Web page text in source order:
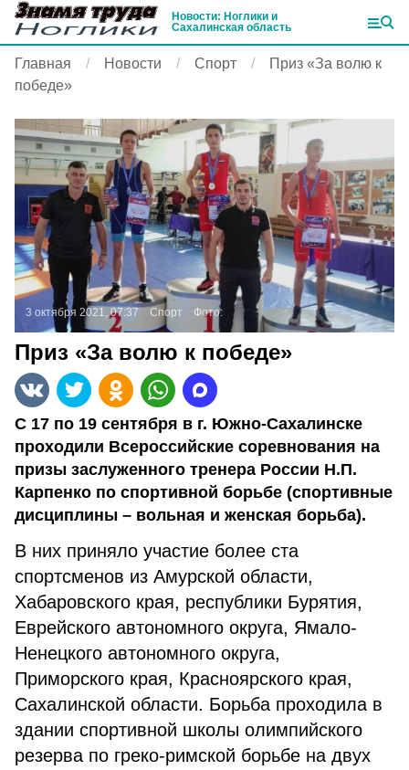
Новости: Ноглики и
Сахалинская область
Главная Новости Спорт
Приз «За волю к
победе»
3 октября 2021, 07:37 Спорт Фото:
Приз «За волю к победе»
С 17 по 19 сентября в г. Южно-Сахалинске
проходили Всероссийские соревнования на
призы заслуженного тренера России Н.П.
Карпенко по спортивной борьбе (спортивные
дисциплины – вольная и женская борьба).
В них приняло участие более ста
спортсменов из Амурской области,
Хабаровского края, республики Бурятия,
Еврейского автономного округа, Ямало-
Ненецкого автономного округа,
Приморского края, Красноярского края,
Сахалинской области. Борьба проходила в
здании спортивной школы олимпийского
резерва по греко-римской борьбе на двух